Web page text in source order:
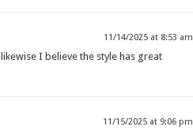
11/14/2025 at 8:53 am
I believe the style has great
11/15/2025 at 9:06 pm